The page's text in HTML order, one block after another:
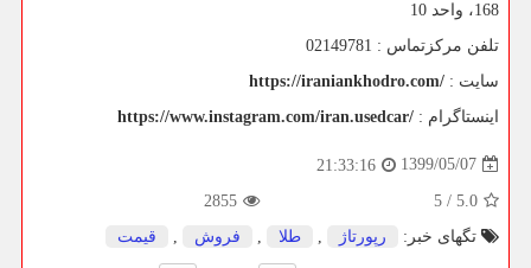
168، واحد 10
تلفن مرکزتماس : 02149781
سایت : https://iraniankhodro.com/
اینستاگرام : https://www.instagram.com/iran.usedcar/
1399/05/07
21:33:16
5.0
/
5
2855
تگهای خبر:
رپورتاژ , طلا , فروش , قیمت